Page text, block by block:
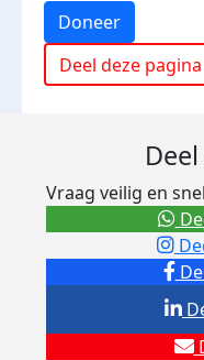
Doneer
Deel deze pagina
Vraag veilig en